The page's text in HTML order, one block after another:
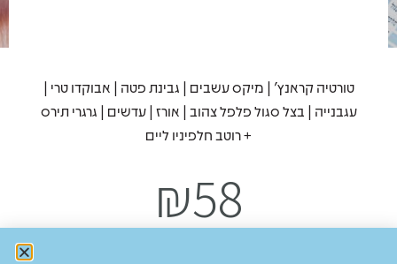
טורטיה קראנץ׳ | מיקס עשבים | גבינת פטה | אבוקדו טרי |
עגבנייה | בצל סגול פלפל צהוב | אורז | עדשים | גרגרי תירס
+ רוטב חלפיניו ליים
₪58